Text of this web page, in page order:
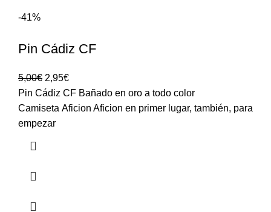
-41%
Pin Cádiz CF
5,00€ 2,95€
Pin Cádiz CF Bañado en oro a todo color
Camiseta Aficion Aficion en primer lugar, también, para
empezar